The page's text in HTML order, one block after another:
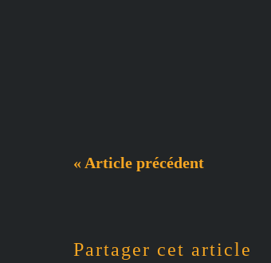
« Article précédent
Partager cet article